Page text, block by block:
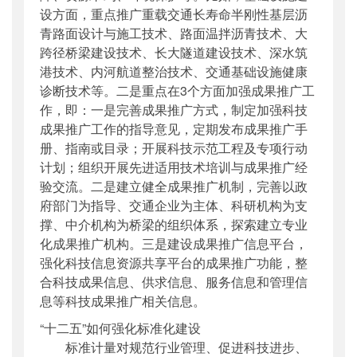
设方面，重点推广重载交通长寿命半刚性基层沥
青路面设计与施工技术、路面温拌沥青技术、大
跨径桥梁建设技术、长大隧道建设技术、深水筑
港技术、内河航道整治技术、交通基础设施健康
诊断技术等。二是重点在3个方面加强成果推广工
作，即：一是完善成果推广方式，制定加强科技
成果推广工作的指导意见，定期发布成果推广手
册、指南或目录；开展科技示范工程及专项行动
计划；组织开展先进适用技术培训与成果推广经
验交流。二是建立健全成果推广机制，完善以政
府部门为指导、交通企业为主体、科研机构为支
撑、中介机构为桥梁的组织体系，探索建立专业
化成果推广机构。三是建设成果推广信息平台，
强化科技信息资源共享平台的成果推广功能，整
合科技成果信息、供求信息、服务信息和管理信
息等科技成果推广相关信息。
“十二五”如何强化标准化建设
标准计量对规范行业管理、促进科技进步、